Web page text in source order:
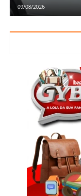
09/08/2026